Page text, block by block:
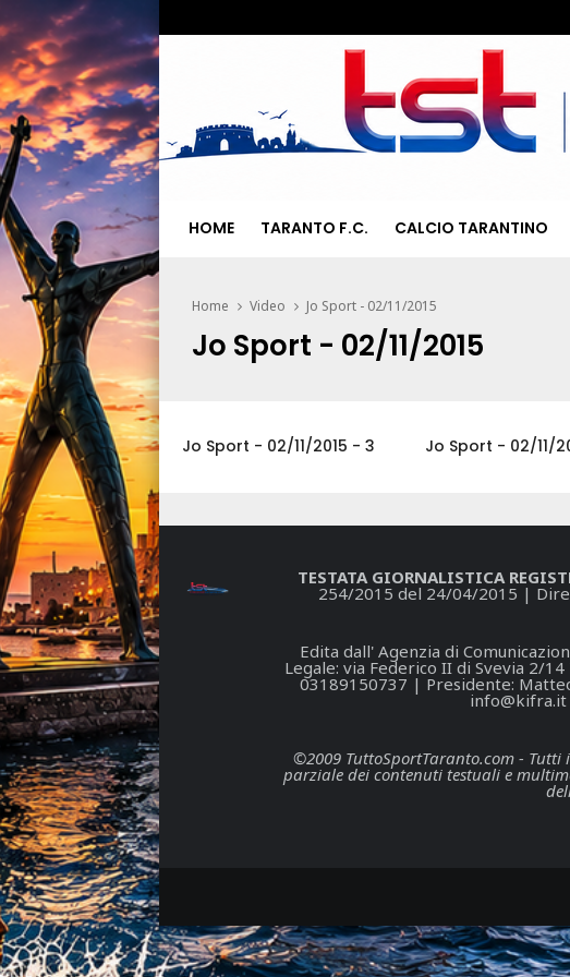
HOME TARANTO F.C. CALCIO TARANTINO
Home Video Jo Sport - 02/11/2015
Jo Sport - 02/11/2015
Jo Sport - 02/11/2015 - 3 Jo Sport - 02/11/
TESTATA GIORNALISTICA
254/2015 del 24/04/2015 |
Edita dall' Agenzia di
Legale: via Federico II di Svevia 2/
03189150737 | Presidente:
info@kifra.it
©2009 TuttoSportTaranto.com -
parziale dei contenuti testuali e